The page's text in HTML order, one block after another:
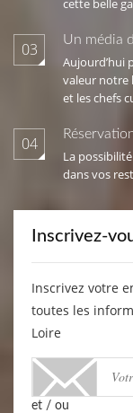
cette belle
03 Un média
Aujourd’hui
valeur notre
et les chefs
04
La
dans vos
Inscrivez-
Inscrivez votre
toutes les
Loire
et / ou